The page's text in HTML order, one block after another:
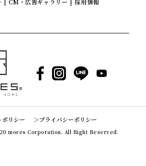
CM・広告ギャラリー 採用情報
Facebook
Instagram
LINE YouTube
ポリシー プライバシーポリシー
mores Corporation. All Right Reserved.